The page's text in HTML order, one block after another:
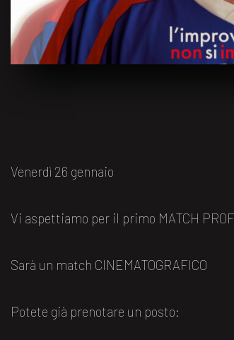
Venerdì 26 gennaio
Vi aspettiamo per il primo MATCH
Sarà un match CINEMATOGRAFICO
Potete già prenotare un posto: